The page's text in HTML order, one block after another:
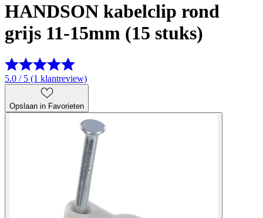
HANDSON kabelclip rond
grijs 11-15mm (15 stuks)
5.0 / 5 (1 klantreview)
Opslaan in Favorieten